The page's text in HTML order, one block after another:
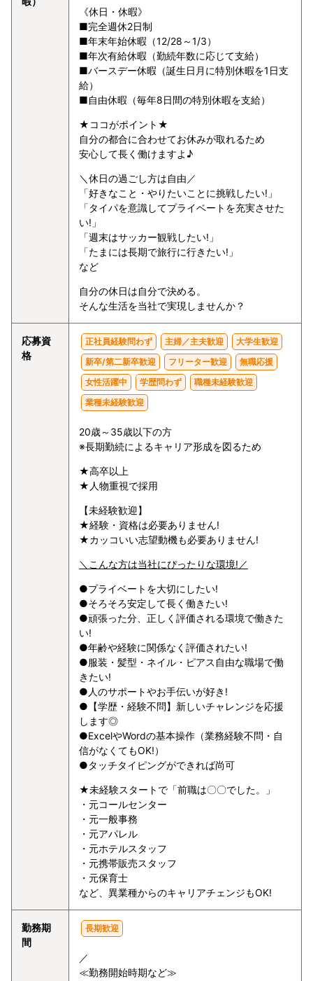
《休日・休暇》
■完全週休2日制
■年末年始休暇（12/28～1/3）
■年次有給休暇（勤続年数に応じて支給）
■バースデー休暇（誕生日月に特別休暇を1日支
給）
■自由休暇（毎年8日間の特別休暇を支給）
★ココがポイント★
自分の都合に合わせてお休みが取れるため
安心して長く働けますよ♪
＼休日の過ごし方は自由／
「好きなこと・やりたいことに挑戦したい!」
「タイパを意識してプライベートを充実させた
い!」
「週末はサッカー観戦したい!」
「たまには長期で旅行に行きたい!」
など
自分の休日は自分で決める。
そんな生活を当社で実現しませんか？
応募資
格
正社員経験問わず 主婦／主夫歓迎
大学生歓迎
新卒/第二新卒歓迎
フリーター歓迎
無職応援
女性活躍中
学歴問わず
職種未経験歓迎
業種未経験歓迎
20歳～35歳以下の方
※長期勤続によるキャリア形成を図るため
★高卒以上
★人物重視で採用
【未経験歓迎】
★経験・資格は必要ありません!
★カッコいい志望動機も必要ありません!
＼こんな方は当社にぴったりな環境!／
●プライベートを大切にしたい!
●そろそろ安定して長く働きたい!
●頑張った分、正しく評価される環境で働きた
い!
●年齢や経験に関係なく評価されたい!
●服装・髪型・ネイル・ピアス自由な職場で働
きたい!
●人のサポートやお手伝いが好き!
●【学歴・経験不問】新しいチャレンジを応援
します◎
●ExcelやWordの基本操作（業務経験不問・自
信がなくてもOK!）
●タッチタイピングができれば尚可
★未経験スタートで「前職は〇〇でした。」
・元コールセンター
・元一般事務
・元アパレル
・元ホテルスタッフ
・元携帯販売スタッフ
・元保育士
など、異業種からのキャリアチェンジもOK!
勤務期
間
長期歓迎
／
≪勤務開始時期など≫